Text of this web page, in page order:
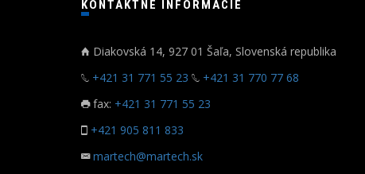
KONTAKTNÉ INFORMÁCIE
Diakovská 14, 927 01 Šaľa, Slovenská republika
+421 31 771 55 23
+421 31 770 77 68
fax: +421 31 771 55 23
+421 905 811 833
martech@martech.sk